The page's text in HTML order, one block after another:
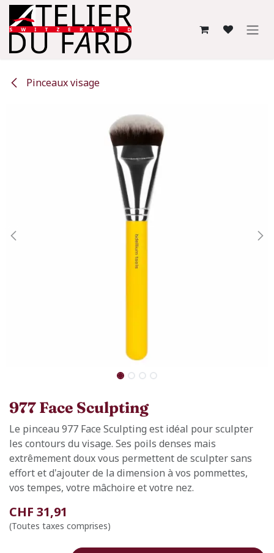
Se rendre au contenu
Pinceaux visage
977 Face Sculpting
Le pinceau 977 Face Sculpting est idéal pour sculpter
les contours du visage. Ses poils denses mais
extrêmement doux vous permettent de sculpter sans
effort et d'ajouter de la dimension à vos pommettes,
vos tempes, votre mâchoire et votre nez.
CHF 31,91
(Toutes taxes comprises)